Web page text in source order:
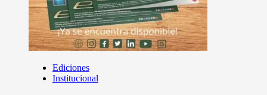
Ediciones
Institucional